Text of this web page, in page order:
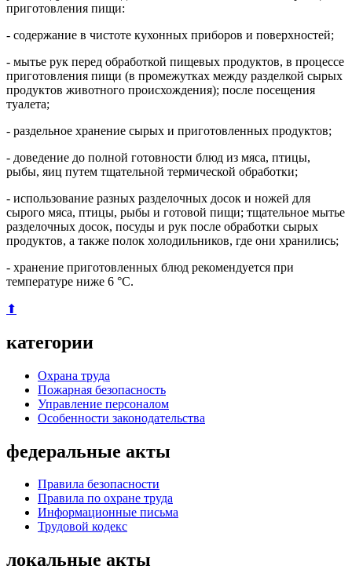
приготовления пищи:
- содержание в чистоте кухонных приборов и поверхностей;
- мытье рук перед обработкой пищевых продуктов, в процессе
приготовления пищи (в промежутках между разделкой сырых
продуктов животного происхождения); после посещения
туалета;
- раздельное хранение сырых и приготовленных продуктов;
- доведение до полной готовности блюд из мяса, птицы,
рыбы, яиц путем тщательной термической обработки;
- использование разных разделочных досок и ножей для
сырого мяса, птицы, рыбы и готовой пищи; тщательное мытье
разделочных досок, посуды и рук после обработки сырых
продуктов, а также полок холодильников, где они хранились;
- хранение приготовленных блюд рекомендуется при
температуре ниже 6 °C.
⬆
категории
Охрана труда
Пожарная безопасность
Управление персоналом
Особенности законодательства
федеральные акты
Правила безопасности
Правила по охране труда
Информационные письма
Трудовой кодекс
локальные акты